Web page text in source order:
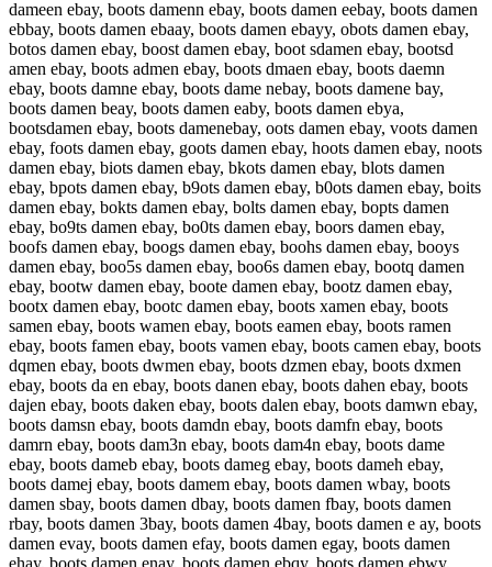
dameen ebay, boots damenn ebay, boots damen eebay, boots damen
ebbay, boots damen ebaay, boots damen ebayy, obots damen ebay,
botos damen ebay, boost damen ebay, boot sdamen ebay, bootsd
amen ebay, boots admen ebay, boots dmaen ebay, boots daemn
ebay, boots damne ebay, boots dame nebay, boots damene bay,
boots damen beay, boots damen eaby, boots damen ebya,
bootsdamen ebay, boots damenebay, oots damen ebay, voots damen
ebay, foots damen ebay, goots damen ebay, hoots damen ebay, noots
damen ebay, biots damen ebay, bkots damen ebay, blots damen
ebay, bpots damen ebay, b9ots damen ebay, b0ots damen ebay, boits
damen ebay, bokts damen ebay, bolts damen ebay, bopts damen
ebay, bo9ts damen ebay, bo0ts damen ebay, boors damen ebay,
boofs damen ebay, boogs damen ebay, boohs damen ebay, booys
damen ebay, boo5s damen ebay, boo6s damen ebay, bootq damen
ebay, bootw damen ebay, boote damen ebay, bootz damen ebay,
bootx damen ebay, bootc damen ebay, boots xamen ebay, boots
samen ebay, boots wamen ebay, boots eamen ebay, boots ramen
ebay, boots famen ebay, boots vamen ebay, boots camen ebay, boots
dqmen ebay, boots dwmen ebay, boots dzmen ebay, boots dxmen
ebay, boots da en ebay, boots danen ebay, boots dahen ebay, boots
dajen ebay, boots daken ebay, boots dalen ebay, boots damwn ebay,
boots damsn ebay, boots damdn ebay, boots damfn ebay, boots
damrn ebay, boots dam3n ebay, boots dam4n ebay, boots dame
ebay, boots dameb ebay, boots dameg ebay, boots dameh ebay,
boots damej ebay, boots damem ebay, boots damen wbay, boots
damen sbay, boots damen dbay, boots damen fbay, boots damen
rbay, boots damen 3bay, boots damen 4bay, boots damen e ay, boots
damen evay, boots damen efay, boots damen egay, boots damen